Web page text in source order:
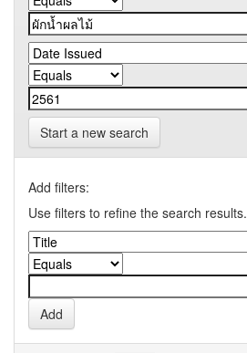
Start a new search
Add filters:
Use filters to refine the search results.